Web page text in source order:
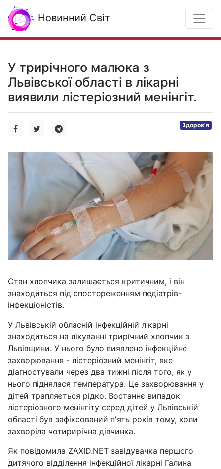
Новинний Світ
У трирічного малюка з
Львівської області в лікарні
виявили лістеріозний менінгіт.
Здоров'я
Стан хлопчика залишається критичним, і він
знаходиться під спостереженням педіатрів-
інфекціоністів.
У Львівській обласній інфекційній лікарні
знаходиться на лікуванні трирічний хлопчик з
Львівщини. У нього було виявлено інфекційне
захворювання - лістеріозний менінгіт, яке
діагностували через два тижні після того, як у
нього піднялася температура. Це захворювання у
дітей трапляється рідко. Востаннє випадок
лістеріозного менінгіту серед дітей у Львівській
області був зафіксований п'ять років тому, коли
захворіла чотирирічна дівчинка.
Як повідомила ZAXID.NET завідувачка першого
дитячого відділення інфекційної лікарні Галина